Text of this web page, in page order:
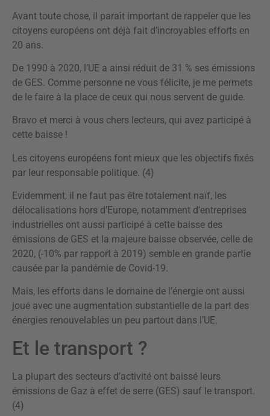
Avant toute chose, il paraît important de rappeler que les
citoyens européens ont déjà fait d’incroyables efforts en
20 ans.
De 1990 à 2020, l’UE a ainsi réduit de 31 % ses émissions
de GES. Comme personne ne vous félicite, je me permets
de le faire à la place de ceux qui nous servent de guide.
Bravo et merci à vous chers lecteurs, qui avez participé à
cette baisse !
Les citoyens européens font mieux que les objectifs fixés
par leur responsable politique. (4)
Evidemment, il ne faut pas être totalement naïf, les
délocalisations hors d’Europe, notamment d’entreprises
industrielles ont aussi participé à cette baisse des
émissions de GES et la majeure baisse observée, celle de
2020, (-10% par rapport à 2019) semble en grande partie
causée par la pandémie de Covid-19.
Mais, les efforts dans le domaine de l’énergie ont aussi
joué avec une augmentation substantielle de la part des
énergies renouvelables un peu partout dans l’UE.
Et le transport ?
La plupart des secteurs d’activité ont baissé leurs
émissions de Gaz à effet de serre (GES) sauf le transport.
(4)